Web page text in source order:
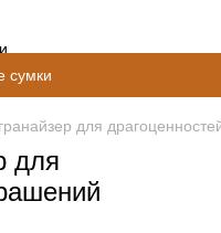
сумки
для
для